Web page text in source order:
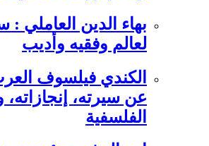
بهاء الدين العاملي :
لعالم وفقيه وأديب
الكندي فيلسوف
عن سيرته، إنجازاته،
الفلسفية